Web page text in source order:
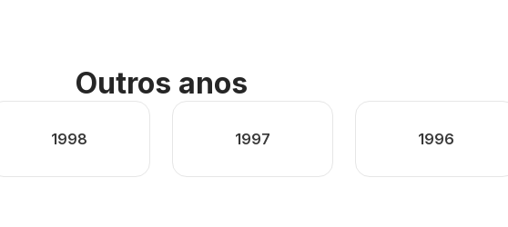
Outros anos
1998 1997 1996